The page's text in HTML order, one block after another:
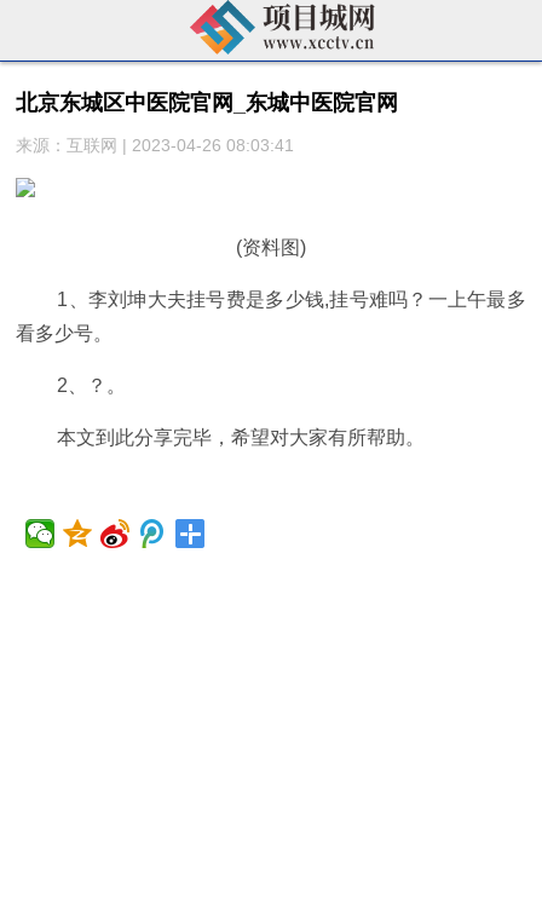
北京东城区中医院官网_东城中医院官网
来源：互联网 | 2023-04-26 08:03:41
(资料图)
1、李刘坤大夫挂号费是多少钱,挂号难吗？一上午最多
看多少号。
2、？。
本文到此分享完毕，希望对大家有所帮助。